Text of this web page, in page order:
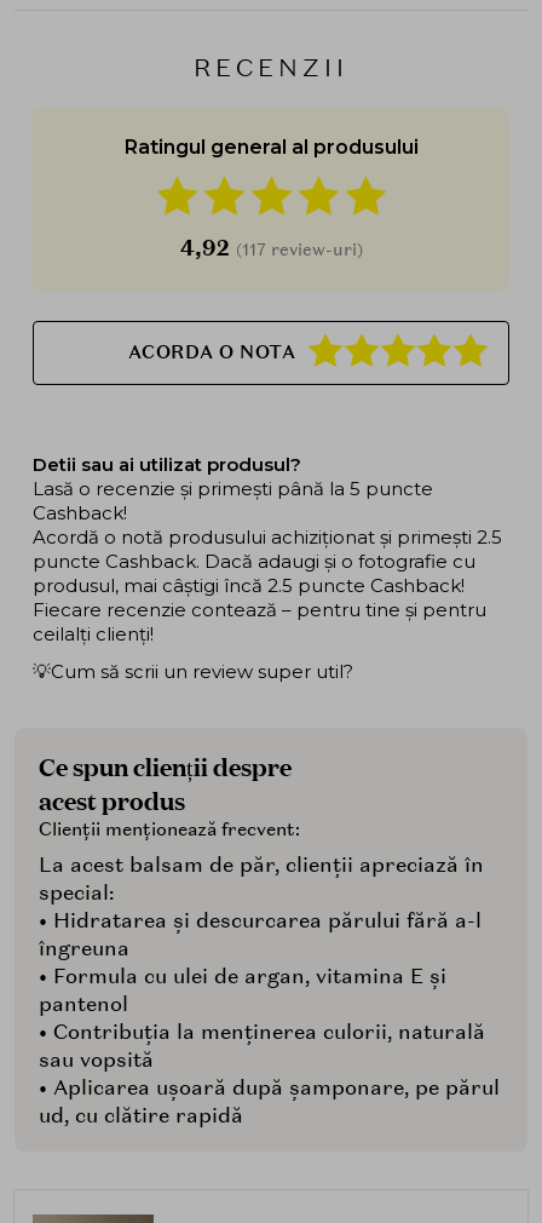
RECENZII
Ratingul general al produsului
4,92 (117 review-uri)
ACORDA O NOTA
Detii sau ai utilizat produsul?
Lasă o recenzie și primești până la 5 puncte
Cashback!
Acordă o notă produsului achiziționat și primești 2.5
puncte Cashback. Dacă adaugi și o fotografie cu
produsul, mai câștigi încă 2.5 puncte Cashback!
Fiecare recenzie contează – pentru tine și pentru
ceilalți clienți!
💡Cum să scrii un review super util?
Ce spun clienții despre
acest produs
Clienții menționează frecvent:
La acest balsam de păr, clienții apreciază în
special:
• Hidratarea și descurcarea părului fără a-l
îngreuna
• Formula cu ulei de argan, vitamina E și
pantenol
• Contribuția la menținerea culorii, naturală
sau vopsită
• Aplicarea ușoară după șamponare, pe părul
ud, cu clătire rapidă